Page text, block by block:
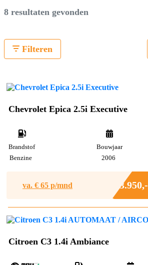
8 resultaten gevonden
Filteren
Chevrolet Epica 2.5i Executive
Brandstof
Benzine
Bouwjaar
2006
va. € 65 p/mnd € 3.950,-
Citroen C3 1.4i Ambiance